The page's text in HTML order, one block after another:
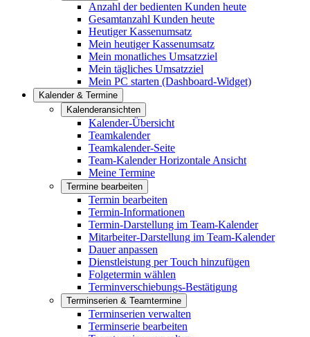
Anzahl der bedienten Kunden heute
Gesamtanzahl Kunden heute
Heutiger Kassenumsatz
Mein heutiger Kassenumsatz
Mein monatliches Umsatzziel
Mein tägliches Umsatzziel
Mein PC starten (Dashboard-Widget)
Kalender & Termine
Kalenderansichten
Kalender-Übersicht
Teamkalender
Teamkalender-Seite
Team-Kalender Horizontale Ansicht
Meine Termine
Termine bearbeiten
Termin bearbeiten
Termin-Informationen
Termin-Darstellung im Team-Kalender
Mitarbeiter-Darstellung im Team-Kalender
Dauer anpassen
Dienstleistung per Touch hinzufügen
Folgetermin wählen
Terminverschiebungs-Bestätigung
Terminserien & Teamtermine
Terminserien verwalten
Terminserie bearbeiten